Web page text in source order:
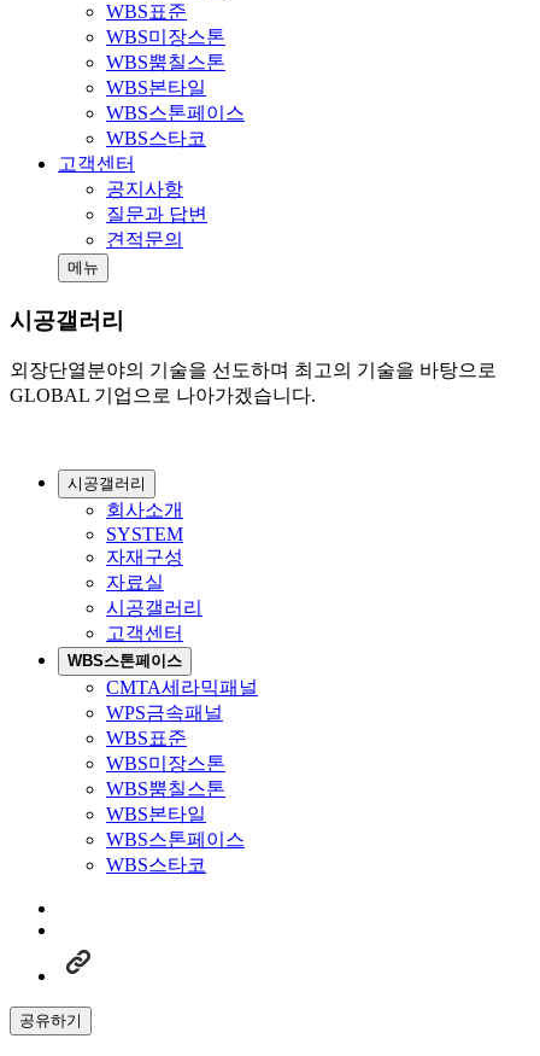
WBS표준
WBS미장스톤
WBS뿜칠스톤
WBS본타일
WBS스톤페이스
WBS스타코
고객센터
공지사항
질문과 답변
견적문의
메뉴
시공갤러리
외장단열분야의 기술을 선도하며 최고의 기술을 바탕으로
GLOBAL 기업으로 나아가겠습니다.
시공갤러리
회사소개
SYSTEM
자재구성
자료실
시공갤러리
고객센터
WBS스톤페이스
CMTA세라믹패널
WPS금속패널
WBS표준
WBS미장스톤
WBS뿜칠스톤
WBS본타일
WBS스톤페이스
WBS스타코
공유하기